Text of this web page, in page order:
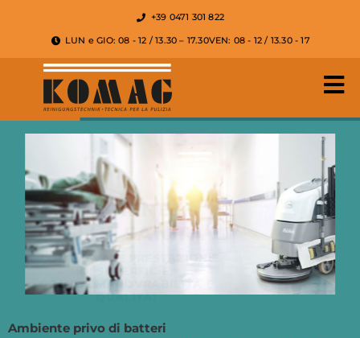
+39 0471 301 822
LUN e GIO: 08 - 12 / 13.30 – 17.30VEN: 08 - 12 / 13.30 - 17
L'IGIENE
NELLA SANITÀ
CON ELEVATE PRESTAZIONI
DI SUPERFICIE,
GRANDE MANOVRABILITÀ E
QUALITÀ!
VEDI TUTTO
Ambiente privo di batteri